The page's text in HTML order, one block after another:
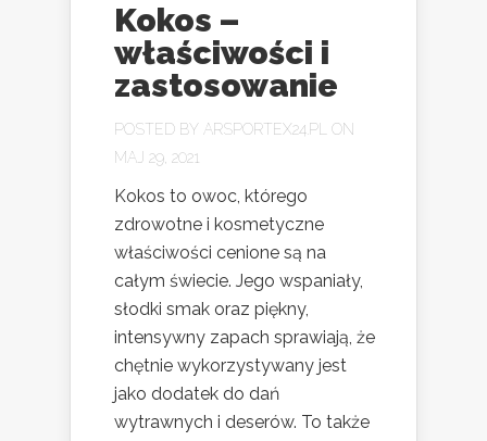
Kokos –
właściwości i
zastosowanie
POSTED BY ARSPORTEX24.PL
ON
MAJ 29, 2021
Kokos to owoc, którego
zdrowotne i kosmetyczne
właściwości cenione są na
całym świecie. Jego wspaniały,
słodki smak oraz piękny,
intensywny zapach sprawiają, że
chętnie wykorzystywany jest
jako dodatek do dań
wytrawnych i deserów. To także